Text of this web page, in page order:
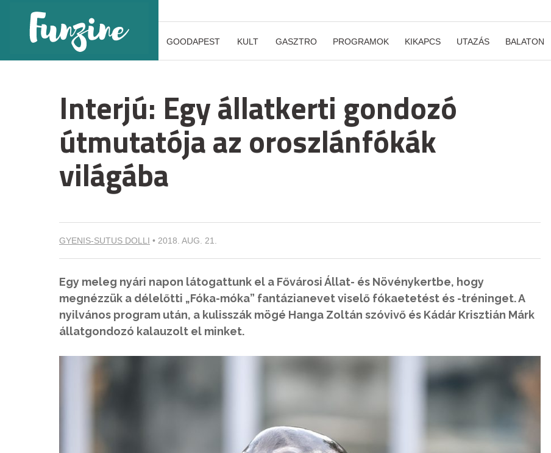
GOODAPEST KULT GASZTRO PROGRAMOK KIKAPCS UTAZÁS BALATON
Interjú: Egy állatkerti gondozó
útmutatója az oroszlánfókák
világába
GYENIS-SUTUS DOLLI • 2018. AUG. 21.
Egy meleg nyári napon látogattunk el a Fővárosi Állat- és Növénykertbe, hogy
megnézzük a délelőtti „Fóka-móka” fantázianevet viselő fókaetetést és -tréninget. A
nyilvános program után, a kulisszák mögé Hanga Zoltán szóvivő és Kádár Krisztián Márk
állatgondozó kalauzolt el minket.